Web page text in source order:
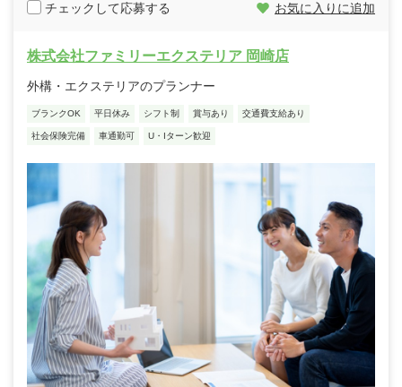
チェックして応募する お気に入りに追加
株式会社ファミリーエクステリア 岡崎店
外構・エクステリアのプランナー
ブランクOK 平日休み シフト制 賞与あり 交通費支給あり
社会保険完備 車通勤可 U・Iターン歓迎